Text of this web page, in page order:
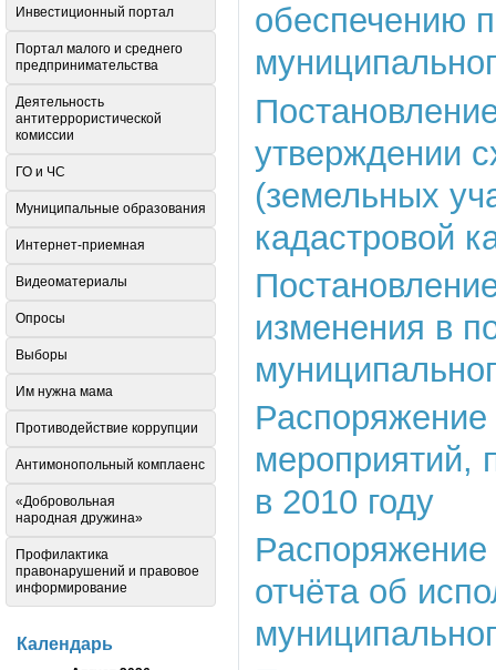
обеспечению
утверждении
(земельных
кадастровой
изменения в
мероприятий,
в 2010 году
отчёта об
Инвестиционный портал
Портал малого и среднего
предпринимательства
Деятельность
антитеррористической
комиссии
ГО и ЧС
Муниципальные образования
Интернет-приемная
Видеоматериалы
Опросы
Выборы
Им нужна мама
Противодействие коррупции
Антимонопольный комплаенс
«Добровольная
народная дружина»
Профилактика
правонарушений и правовое
информирование
Календарь